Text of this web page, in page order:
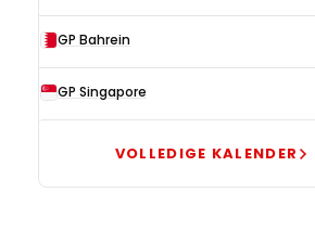
GP Bahrein
GP Singapore
VOLLEDIGE KALENDER